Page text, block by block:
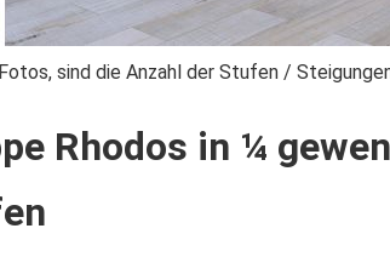
sind die Anzahl der Stufen /
Rhodos in ¼